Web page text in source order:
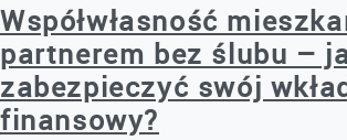
Współwłasność
partnerem bez ślubu –
zabezpieczyć swój
finansowy?